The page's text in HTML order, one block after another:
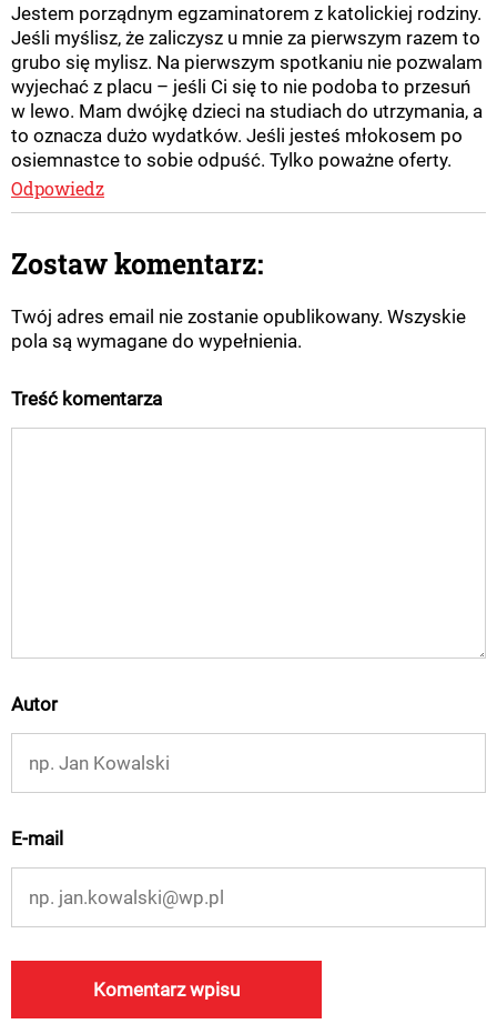
Jestem porządnym egzaminatorem z katolickiej rodziny.
Jeśli myślisz, że zaliczysz u mnie za pierwszym razem to
grubo się mylisz. Na pierwszym spotkaniu nie pozwalam
wyjechać z placu – jeśli Ci się to nie podoba to przesuń
w lewo. Mam dwójkę dzieci na studiach do utrzymania, a
to oznacza dużo wydatków. Jeśli jesteś młokosem po
osiemnastce to sobie odpuść. Tylko poważne oferty.
Odpowiedz
Zostaw komentarz:
Twój adres email nie zostanie opublikowany. Wszyskie
pola są wymagane do wypełnienia.
Treść komentarza
Autor
E-mail